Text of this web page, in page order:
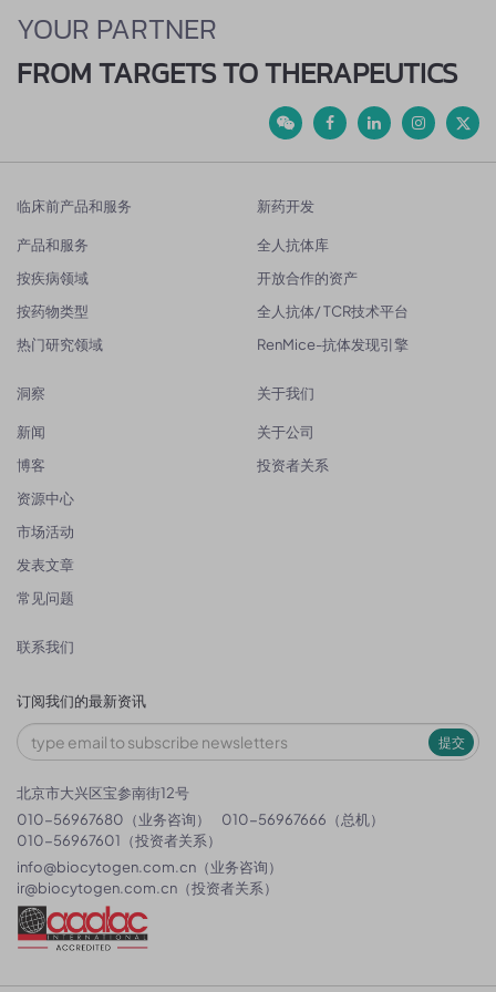
YOUR PARTNER
FROM TARGETS TO THERAPEUTICS
临床前产品和服务
产品和服务
按疾病领域
按药物类型
热门研究领域
新药开发
全人抗体库
开放合作的资产
全人抗体/ TCR技术平台
RenMice-抗体发现引擎
洞察
新闻
博客
资源中心
市场活动
发表文章
常见问题
关于我们
关于公司
投资者关系
联系我们
订阅我们的最新资讯
提交
北京市大兴区宝参南街12号
010-56967680（业务咨询）
010-56967666（总机）
010-56967601（投资者关系）
info@biocytogen.com.cn （业务咨询）
ir@biocytogen.com.cn （投资者关系）